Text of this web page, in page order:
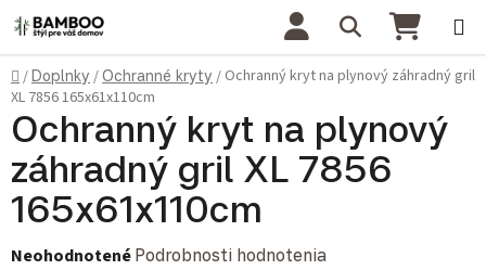
Prejsť na obsah Hľadať
Domov
/Doplnky /Ochranné kryty / Ochranný kryt na plynový záhradný gril
XL 7856 165x61x110cm
Ochranný kryt na plynový
záhradný gril XL 7856
165x61x110cm
Priemerné hodnotenie produktu je 0,0 z 5 hviezdičiek.
Neohodnotené Podrobnosti hodnotenia